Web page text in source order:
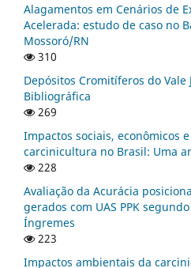
Alagamentos em Cenários de
Acelerada: estudo de caso no
Mossoró/RN
310
Depósitos Cromitíferos do Vale
Bibliográfica
269
Impactos sociais, econômicos
carcinicultura no Brasil: Uma
228
Avaliação da Acurácia
gerados com UAS PPK segundo
Íngremes
223
Impactos ambientais da